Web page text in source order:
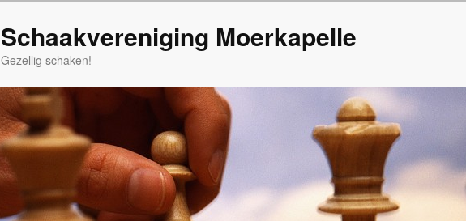
Schaakvereniging Moerkapelle
Gezellig schaken!